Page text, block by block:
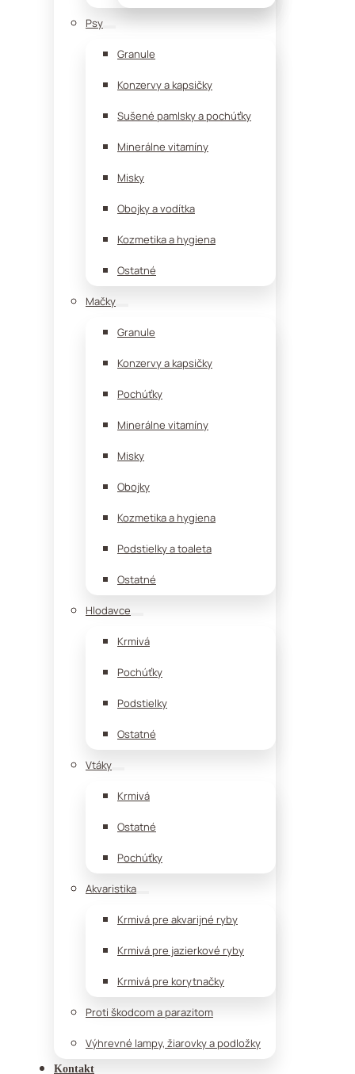
Psy
Granule
Konzervy a kapsičky
Sušené pamlsky a pochúťky
Minerálne vitamíny
Misky
Obojky a vodítka
Kozmetika a hygiena
Ostatné
Mačky
Granule
Konzervy a kapsičky
Pochúťky
Minerálne vitamíny
Misky
Obojky
Kozmetika a hygiena
Podstielky a toaleta
Ostatné
Hlodavce
Krmivá
Pochúťky
Podstielky
Ostatné
Vtáky
Krmivá
Ostatné
Pochúťky
Akvaristika
Krmivá pre akvarijné ryby
Krmivá pre jazierkové ryby
Krmivá pre korytnačky
Proti škodcom a parazitom
Výhrevné lampy, žiarovky a podložky
Kontakt